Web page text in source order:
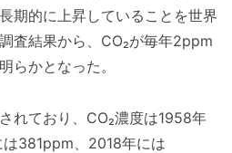
期的に上昇していることを世界
査結果から、CO₂が毎年2ppm
らかとなった。
れており、CO₂濃度は1958年
381ppm、2018年には